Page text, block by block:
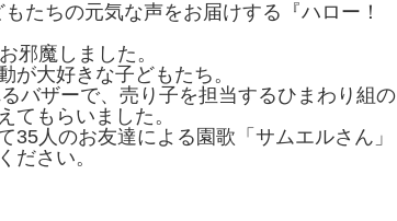
たちの元気な声をお届けする『ハロー！
邪魔しました。
が大好きな子どもたち。
バザーで、売り子を担当するひまわり組の
てもらいました。
35人のお友達による園歌「サムエルさん」
ださい。